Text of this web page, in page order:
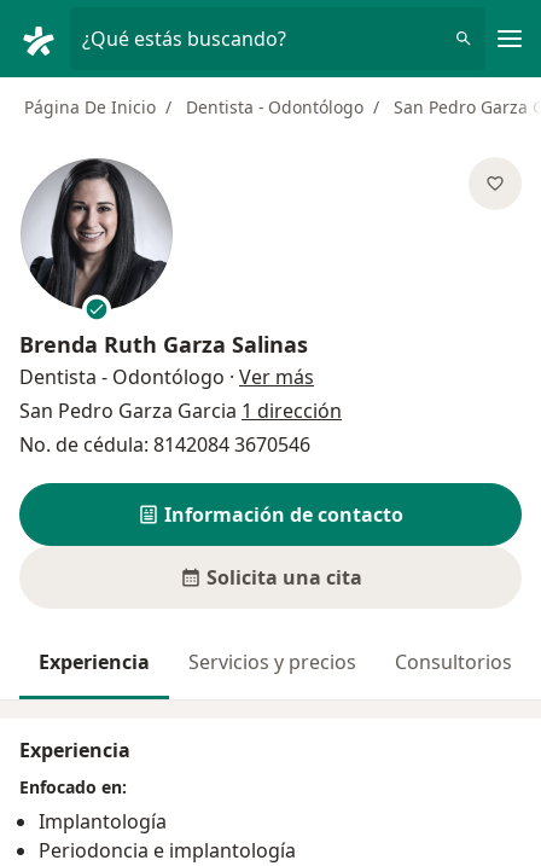
¿Qué estás buscando?
Página De Inicio Dentista - Odontólogo San Pedro Garza
Brenda Ruth Garza Salinas
Dentista - Odontólogo · Ver más
San Pedro Garza Garcia 1 dirección
No. de cédula: 8142084 3670546
Información de contacto
Solicita una cita
Experiencia Servicios y precios Consultorios
Experiencia
Enfocado en:
Implantología
Periodoncia e implantología